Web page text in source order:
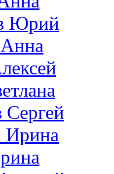
Юрий
Сергей
Ирина